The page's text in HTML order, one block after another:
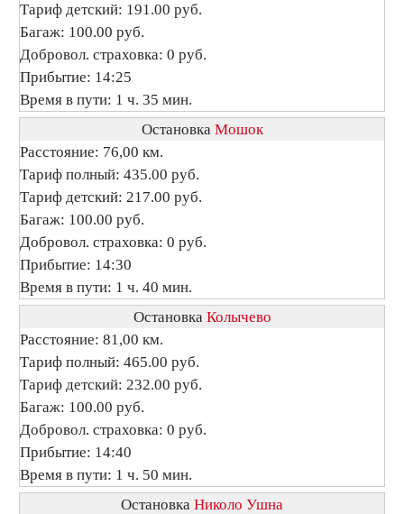
Тариф детский: 191.00 руб.
Багаж: 100.00 руб.
Добровол. страховка: 0 руб.
Прибытие: 14:25
Время в пути: 1 ч. 35 мин.
Остановка Мошок
Расстояние: 76,00 км.
Тариф полный: 435.00 руб.
Тариф детский: 217.00 руб.
Багаж: 100.00 руб.
Добровол. страховка: 0 руб.
Прибытие: 14:30
Время в пути: 1 ч. 40 мин.
Остановка Колычево
Расстояние: 81,00 км.
Тариф полный: 465.00 руб.
Тариф детский: 232.00 руб.
Багаж: 100.00 руб.
Добровол. страховка: 0 руб.
Прибытие: 14:40
Время в пути: 1 ч. 50 мин.
Остановка Николо Ушна